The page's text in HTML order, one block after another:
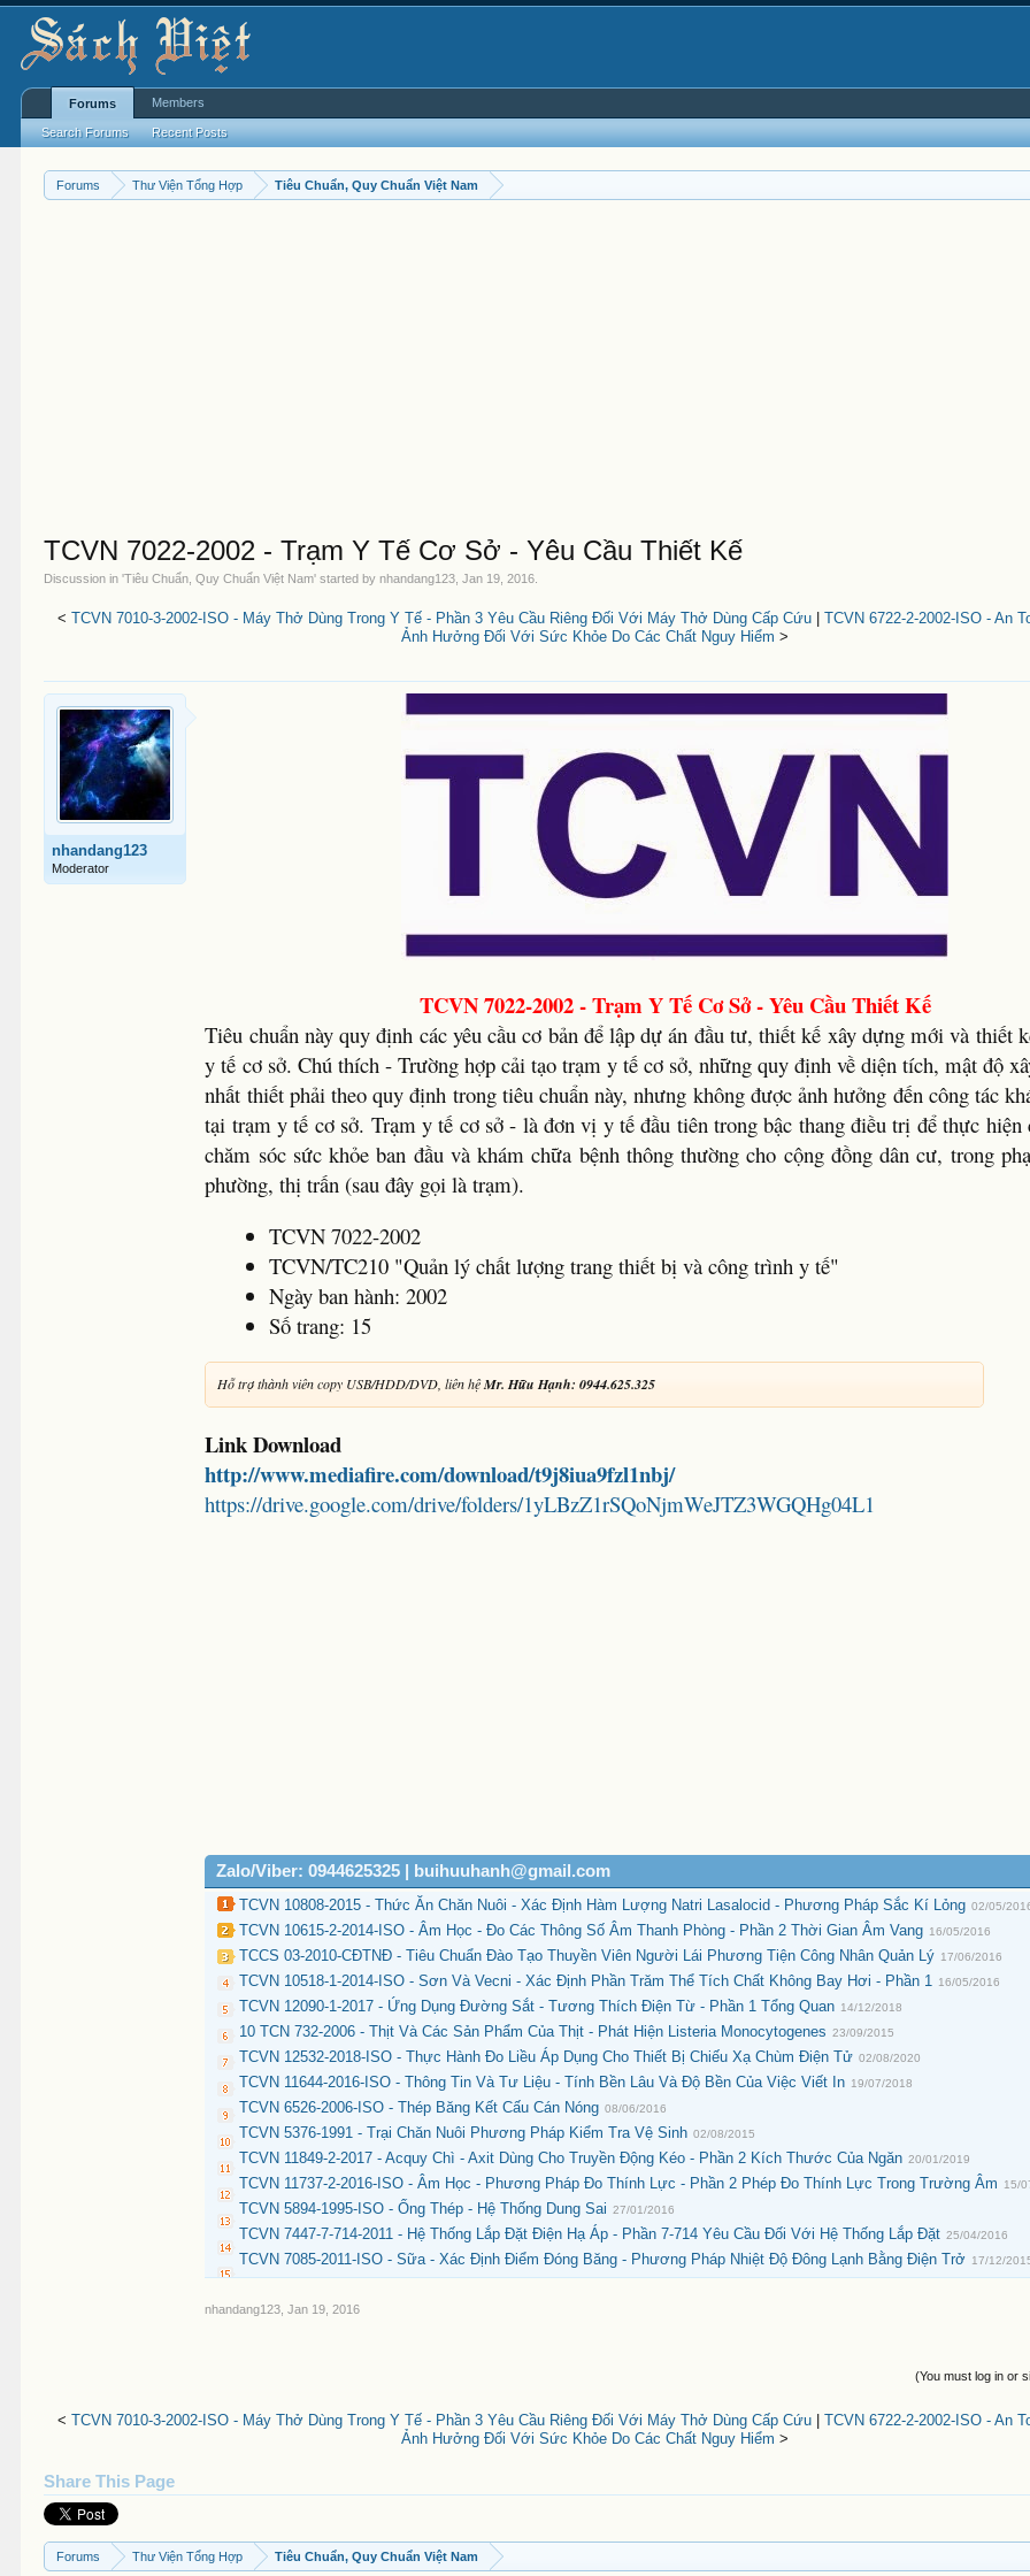
Forums Thư Viện Tổng Hợp Tiêu Chuẩn, Quy Chuẩn Việt Nam
TCVN 7022-2002 - Trạm Y Tế Cơ Sở - Yêu Cầu Thiết Kế
Discussion in 'Tiêu Chuẩn, Quy Chuẩn Việt Nam' started bynhandang123 ,Jan 19, 2016
< TCVN 7010-3-2002-ISO - Máy Thở Dùng Trong Y Tế - Phần 3 Yêu Cầu Riêng Đối Với Máy Thở Dùng Cấp Cứu| TCVN 6722-2-2002-ISO - An
Ảnh Hưởng Đối Với Sức Khỏe Do Các Chất Nguy Hiểm >
nhandang123
Moderator
TCVN 7022-2002 - Trạm Y Tế Cơ Sở - Yêu Cầu Thiết Kế
Tiêu chuẩn này quy định các yêu cầu cơ bản để lập dự án đầu tư, thiết kế xây dựng mới và thiết
y tế cơ sở. Chú thích - Trường hợp cải tạo trạm y tế cơ sở, những quy định về diện tích, mật độ
nhất thiết phải theo quy định trong tiêu chuẩn này, nhưng không được ảnh hưởng đến công tác
tại trạm y tế cơ sở. Trạm y tế cơ sở - là đơn vị y tế đầu tiên trong bậc thang điều trị để thực hiện
chăm sóc sức khỏe ban đầu và khám chữa bệnh thông thường cho cộng đồng dân cư, trong
phường, thị trấn (sau đây gọi là trạm).
TCVN 7022-2002
TCVN/TC210 "Quản lý chất lượng trang thiết bị và công trình y tế"
Ngày ban hành: 2002
Số trang: 15
Hỗ trợ thành viên copy USB/HDD/DVD, liên hệMr. Hữu Hạnh: 0944.625.325
Link Download
http://www.mediafire.com/download/t9j8iua9fzl1nbj/
https://drive.google.com/drive/folders/1yLBzZ1rSQoNjmWeJTZ3WGQHg04L1
Zalo/Viber: 0944625325 | buihuuhanh@gmail.com
TCVN 10808-2015 - Thức Ăn Chăn Nuôi - Xác Định Hàm Lượng Natri Lasalocid - Phương Pháp Sắc Kí Lỏng 02/05/
TCVN 10615-2-2014-ISO - Âm Học - Đo Các Thông Số Âm Thanh Phòng - Phần 2 Thời Gian Âm Vang 16/05/2016
TCCS 03-2010-CĐTNĐ - Tiêu Chuẩn Đào Tạo Thuyền Viên Người Lái Phương Tiện Công Nhân Quản Lý 17/06/2016
TCVN 10518-1-2014-ISO - Sơn Và Vecni - Xác Định Phần Trăm Thể Tích Chất Không Bay Hơi - Phần 1 16/05/2016
TCVN 12090-1-2017 - Ứng Dụng Đường Sắt - Tương Thích Điện Từ - Phần 1 Tổng Quan 14/12/2018
10 TCN 732-2006 - Thịt Và Các Sản Phẩm Của Thịt - Phát Hiện Listeria Monocytogenes 23/09/2015
TCVN 12532-2018-ISO - Thực Hành Đo Liều Áp Dụng Cho Thiết Bị Chiếu Xạ Chùm Điện Tử 02/08/2020
TCVN 11644-2016-ISO - Thông Tin Và Tư Liệu - Tính Bền Lâu Và Độ Bền Của Việc Viết In 19/07/2018
TCVN 6526-2006-ISO - Thép Băng Kết Cấu Cán Nóng 08/06/2016
TCVN 5376-1991 - Trại Chăn Nuôi Phương Pháp Kiểm Tra Vệ Sinh 02/08/2015
TCVN 11849-2-2017 - Acquy Chì - Axit Dùng Cho Truyền Động Kéo - Phần 2 Kích Thước Của Ngăn 20/01/2019
TCVN 11737-2-2016-ISO - Âm Học - Phương Pháp Đo Thính Lực - Phần 2 Phép Đo Thính Lực Trong Trường Âm 15/
TCVN 5894-1995-ISO - Ống Thép - Hệ Thống Dung Sai 27/01/2016
TCVN 7447-7-714-2011 - Hệ Thống Lắp Đặt Điện Hạ Áp - Phần 7-714 Yêu Cầu Đối Với Hệ Thống Lắp Đặt 25/04/2016
TCVN 7085-2011-ISO - Sữa - Xác Định Điểm Đóng Băng - Phương Pháp Nhiệt Độ Đông Lạnh Bằng Điện Trở 17/12/
nhandang123 Jan 19, 2016
(You must log in or
< TCVN 7010-3-2002-ISO - Máy Thở Dùng Trong Y Tế - Phần 3 Yêu Cầu Riêng Đối Với Máy Thở Dùng Cấp Cứu| TCVN 6722-2-2002-ISO - An
Ảnh Hưởng Đối Với Sức Khỏe Do Các Chất Nguy Hiểm >
Share This Page
Forums Thư Viện Tổng Hợp Tiêu Chuẩn, Quy Chuẩn Việt Nam
Forums
Search Forums Recent Posts
Members